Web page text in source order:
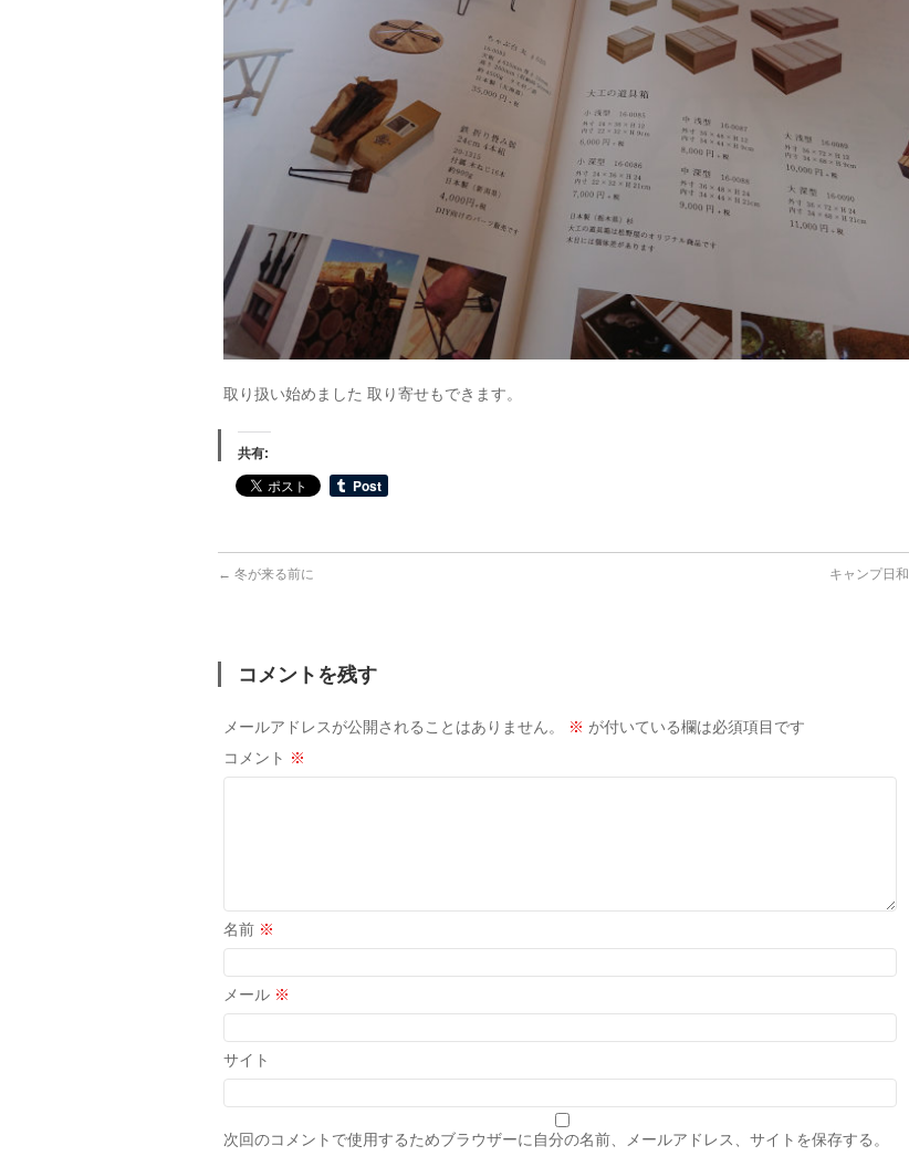
取り扱い始めました 取り寄せもできます。
共有:
← 冬が来る前に キャンプ日和
コメントを残す
メールアドレスが公開されることはありません。 ※ が付いている欄は必須項目です
コメント ※
名前 ※
メール ※
サイト
次回のコメントで使用するためブラウザーに自分の名前、メールアドレス、サイトを保存する。